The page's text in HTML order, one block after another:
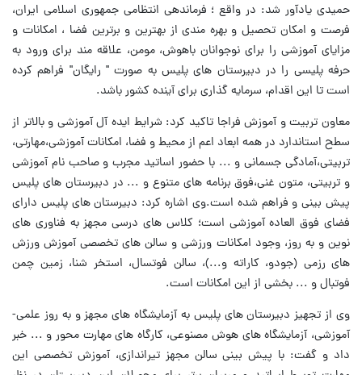
حمیدی یادآور شد: در واقع ؛ فرماندهی انتظامی جمهوری اسلامی ایران،
فرصت و امکان تحصیل و بهره مندی از بهترین و برترین فضا ، امکانات و
مزایای آموزشی را برای نوجوانان باهوش، مومن، علاقه مند برای ورود به
حرفه پلیسی را در دبیرستان های پلیس به صورت " رایگان" فراهم کرده
است تا این اقدام، سرمایه گذاری برای آینده کشور باشد.
معاون تربیت و آموزش فراجا تاکید کرد: شرایط ایده آل آموزشی و بالاتر از
سطح استاندارد در همه ابعاد اعم از محیط و فضا، امکانات آموزشی،مهارتی،
تربیتی،آمادگی جسمانی و ... با حضور اساتید مجرب و صاحب نام آموزشی
و تربیتی، متون غنی،فوق برنامه های متنوع و ... در دبیرستان های پلیس
پیش بینی و فراهم شده است.وی اشاره کرد: دبیرستان های پلیس دارای
فضای فوق العاده آموزشی است؛ کلاس های درسی مجهز به فناوری های
نوین و به روز، وجود امکانات ورزشی و سالن های تخصصی آموزش ورزش
های رزمی (جودو، کاراته و...)، سالن فوتسال، استخر شنا، زمین چمن
فوتبال و ... بخشی از این امکانات است.
وی از تجهیز دبیرستان های پلیس به آزمایشگاه های مجهز و به روز علمی-
آموزشی، آزمایشگاه های هوش مصنوعی، کارگاه های مهارت محور و ... خبر
داد و گفت: با پیش بینی سالن مجهز تیراندازی، آموزش تخصصی این